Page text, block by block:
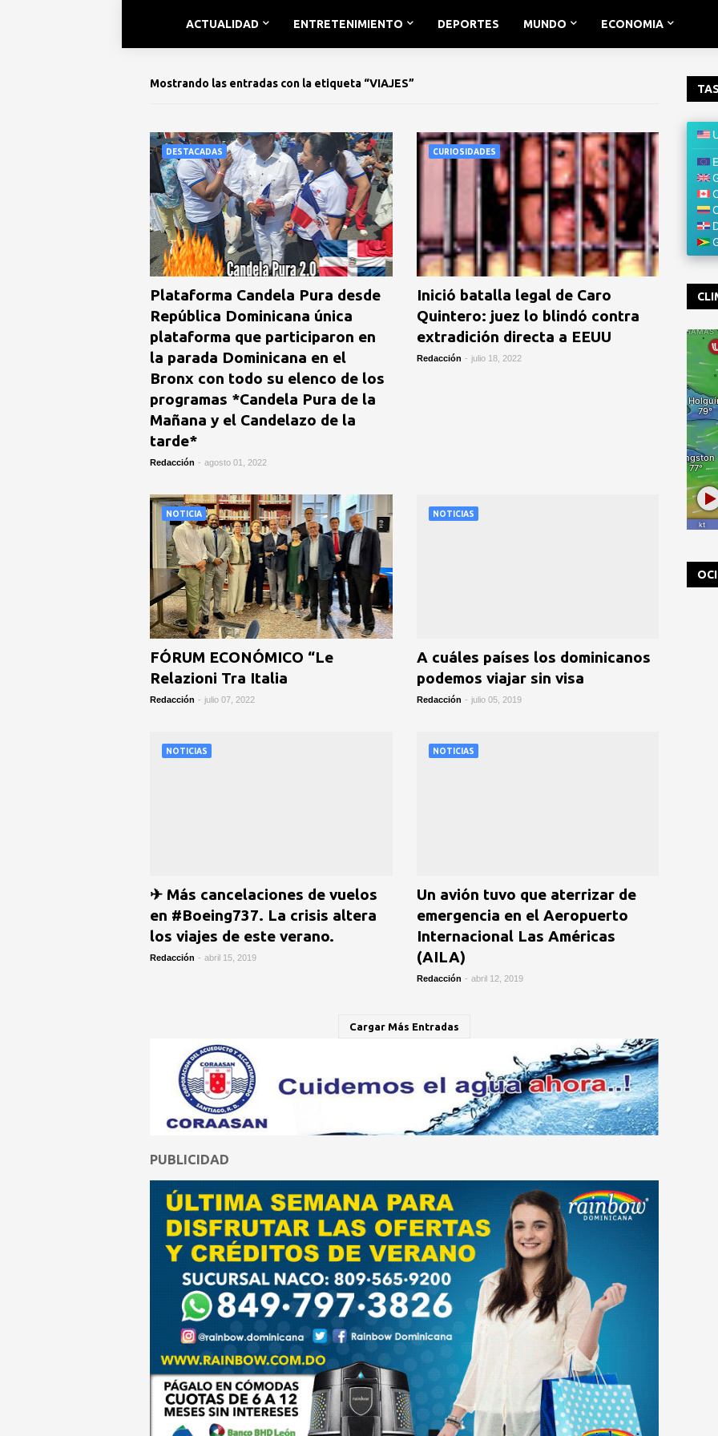
ACTUALIDAD ENTRETENIMIENTO DEPORTES MUNDO ECONOMIA
Mostrando las entradas con la etiqueta VIAJES
DESTACADAS
Plataforma Candela Pura desde
República Dominicana única
plataforma que participaron en
la parada Dominicana en el
Bronx con todo su elenco de los
programas *Candela Pura de la
Mañana y el Candelazo de la
tarde*
Redacción - agosto 01, 2022
CURIOSIDADES
Inició batalla legal de Caro
Quintero: juez lo blindó contra
extradición directa a EEUU
Redacción - julio 18, 2022
NOTICIA
FÓRUM ECONÓMICO “Le
Relazioni Tra Italia
Redacción - julio 07, 2022
NOTICIAS
A cuáles países los dominicanos
podemos viajar sin visa
Redacción - julio 05, 2019
NOTICIAS
✈ Más cancelaciones de vuelos
en #Boeing737. La crisis altera
los viajes de este verano.
Redacción - abril 15, 2019
NOTICIAS
Un avión tuvo que aterrizar de
emergencia en el Aeropuerto
Internacional Las Américas
(AILA)
Redacción - abril 12, 2019
Cargar Más Entradas
PUBLICIDAD